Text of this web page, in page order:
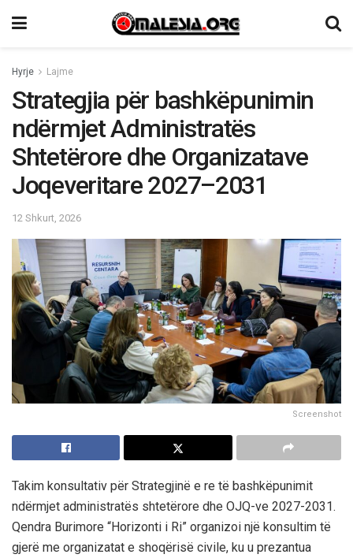
Hyrje Lajme
Strategjia për bashkëpunimin
ndërmjet Administratës
Shtetërore dhe Organizatave
Joqeveritare 2027–2031
12 Shkurt, 2026
Screenshot
Takim konsultativ për Strategjinë e re të bashkëpunimit
ndërmjet administratës shtetërore dhe OJQ-ve 2027-2031.
Qendra Burimore “Horizonti i Ri” organizoi një konsultim të
gjerë me organizatat e shoqërisë civile, ku u prezantua